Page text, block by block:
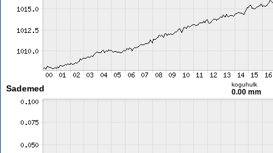
Sademed koguhulk
0.00 mm